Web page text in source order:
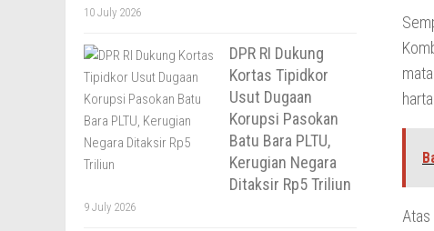
10 July 2026
DPR RI Dukung
Kortas Tipidkor
Usut Dugaan
Korupsi Pasokan
Batu Bara PLTU,
Kerugian Negara
Ditaksir Rp5 Triliun
9 July 2026